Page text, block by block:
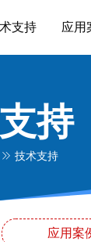
支持 应用
持
技术支持
应用案